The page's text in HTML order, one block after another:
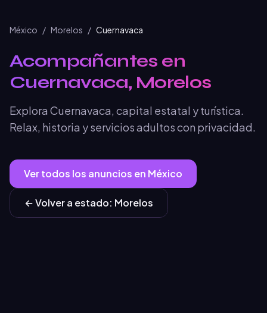
México / Morelos / Cuernavaca
Acompañantes en
Cuernavaca, Morelos
Explora Cuernavaca, capital estatal y turística.
Relax, historia y servicios adultos con privacidad.
Ver todos los anuncios en México
← Volver a estado: Morelos